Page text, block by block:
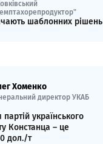
шаблонних рішень
Хоменко
директор УКАБ
партій українського
Констанца – це
дол./т